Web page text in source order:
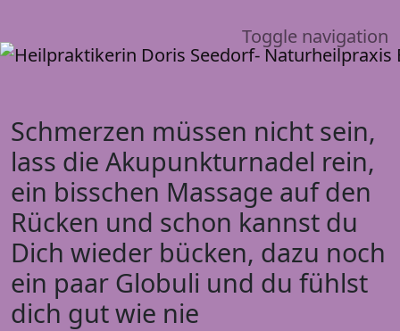
Toggle navigation
Schmerzen müssen nicht sein,
lass die Akupunkturnadel rein,
ein bisschen Massage auf den
Rücken und schon kannst du
Dich wieder bücken, dazu noch
ein paar Globuli und du fühlst
dich gut wie nie